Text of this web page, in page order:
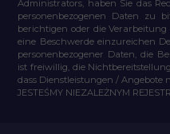
Administrators, haben Sie das
personenbezogenen Daten zu
berichtigen oder die
eine Beschwerde einzureichen
personenbezogener Daten, die
ist freiwillig, die
dass Dienstleistungen / Angebote
JESTEŚMY NIEZALEŻNYM